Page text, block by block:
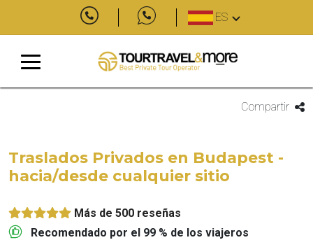
ES
Compartir
Traslados Privados en Budapest -
hacia/desde cualquier sitio
Más de 500 reseñas
Recomendado por el 99 % de los viajeros